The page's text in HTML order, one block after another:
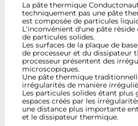
La pâte thermique
techniquement pas une pâte
est composée de particules
L'inconvénient d'une pâte réside
de particules solides.
Les surfaces de la plaque de
de processeur et du dissipateur
processeur présentent des
microscopiques.
Une pâte thermique
irrégularités de manière
Les particules solides étant plus
espaces créés par les
une distance plus importante
et le dissipateur thermique.